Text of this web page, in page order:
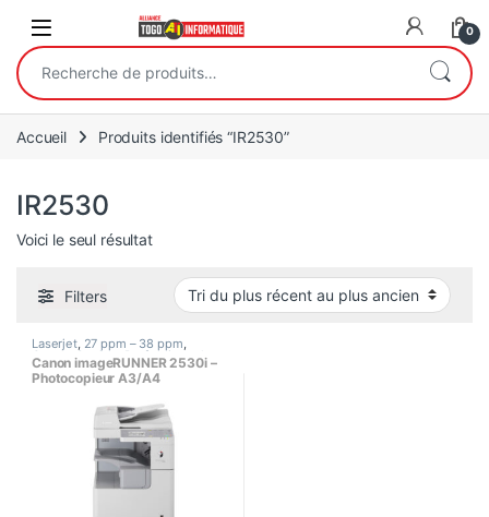
Open 0
Recherche pour :
Accueil Produits identifiés “IR2530”
IR2530
Voici le seul résultat
Filters
Laserjet, 27 ppm – 38 ppm
Canon ,Copieur Professionnels
Format A3,Format A4,Imprimante
Blanc/Noir,Imprimante
Multifonction (Tout en un)
Imprimantes / Scanners
Canon imageRUNNER 2530i –
Photocopieur A3/A4
automatique